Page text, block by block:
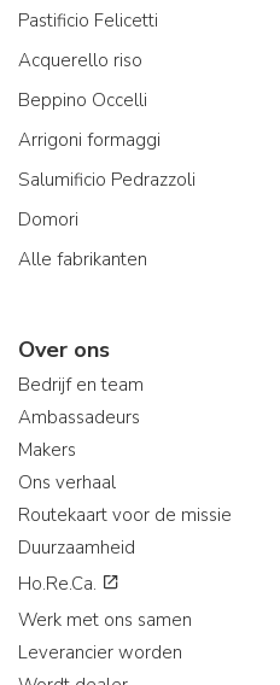
Pastificio Felicetti
Acquerello riso
Beppino Occelli
Arrigoni formaggi
Salumificio Pedrazzoli
Domori
Alle fabrikanten
Over ons
Bedrijf en team
Ambassadeurs
Makers
Ons verhaal
Routekaart voor de missie
Duurzaamheid
Ho.Re.Ca.
Werk met ons samen
Leverancier worden